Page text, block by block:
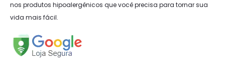
nos produtos hipoalergênicos que você precisa para tornar sua
vida mais fácil.